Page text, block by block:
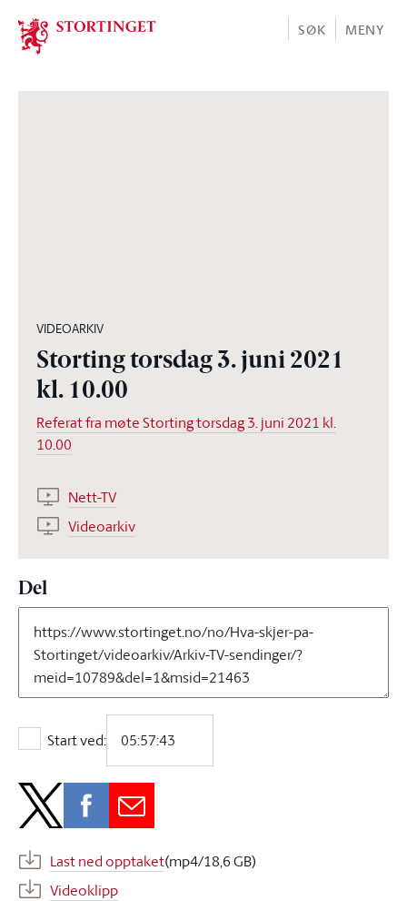
Stortinget.no
SØK MENY
VIDEOARKIV
Storting torsdag 3. juni 2021
kl. 10.00
Referat fra møte Storting torsdag 3. juni 2021 kl.
10.00
Nett-TV
Videoarkiv
Del
Start ved:
Start ved:
Last ned opptaket(mp4/18,6 GB)
Videoklipp